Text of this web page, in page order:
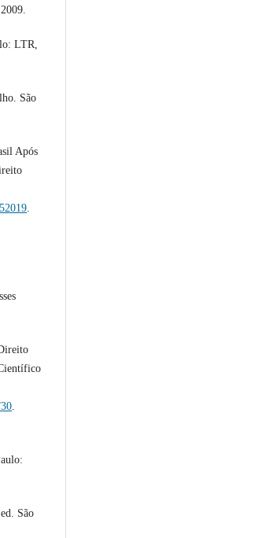
LTR,
São
Após
.
.
São